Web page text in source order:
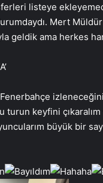
listeye
Mert
geldik ama herkes
turun keyfini
büyük bir